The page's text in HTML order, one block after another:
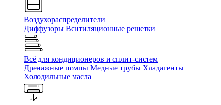
Воздухораспределители
Диффузоры Вентиляционные решетки
Всё для кондиционеров и сплит-систем
Дренажные помпы Медные трубы Хладагенты
Холодильные масла